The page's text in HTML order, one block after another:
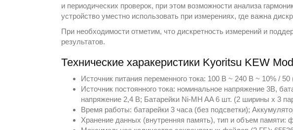
и периодических проверок, при этом возможности анализа
устройство уместно использовать при измерениях, где важна
При необходимости отметим, что дискретность измерений и
результатов.
Технические харакеристики Kyoritsu KEW
Источник питания переменного тока: 100 В ~ 240 В ~ 10% /
Источник постоянного тока: номинальное напряжение 3В,
напряжение 2,4 В; Батарейки Ni-MH AA 6 шт. (2 ширины x 3
Время работы: батарейки 3 часа (без подсветки);
Хранение данных (внутренняя память), тип и объем